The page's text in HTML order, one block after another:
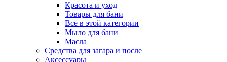
Красота и уход
Товары для бани
Всё в этой категории
Мыло для бани
Масла
Средства для загара и после
Аксессуары